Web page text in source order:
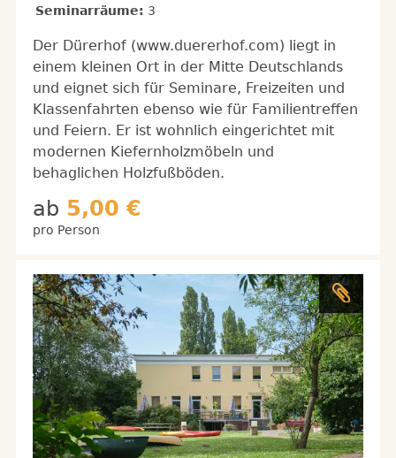
Seminarräume: 3
Der Dürerhof (www.duererhof.com) liegt in
einem kleinen Ort in der Mitte Deutschlands
und eignet sich für Seminare, Freizeiten und
Klassenfahrten ebenso wie für Familientreffen
und Feiern. Er ist wohnlich eingerichtet mit
modernen Kiefernholzmöbeln und
behaglichen Holzfußböden.
ab 5,00 €
pro Person